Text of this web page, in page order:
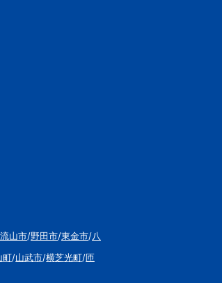
流山市/野田市/東金市/八
町/山武市/横芝光町/匝